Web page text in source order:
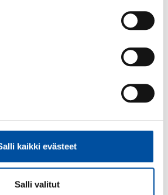
kaikki evästeet
Salli valitut